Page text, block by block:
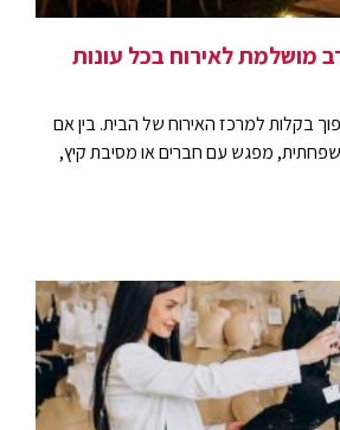
מושלמת לאירוח בכל עונות
בקלות למרכז האירוח של הבית. בין אם
מפגש עם חברים או מסיבת קיץ,